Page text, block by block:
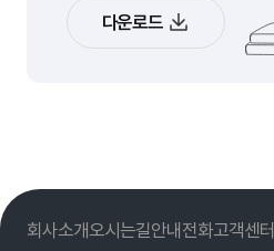
다운로드
회사소개오시는길안내전화고객센터